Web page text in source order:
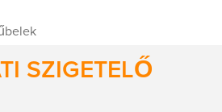
SZIGETELŐ